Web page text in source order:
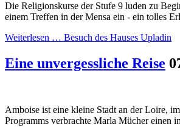
Die Religionskurse der Stufe 9 luden zu
einem Treffen in der Mensa ein - ein tolles
Weiterlesen … Besuch des Hauses Upladin
Eine unvergessliche Reise
Amboise ist eine kleine Stadt an der Loire,
Programms verbrachte Marla Mücher einen